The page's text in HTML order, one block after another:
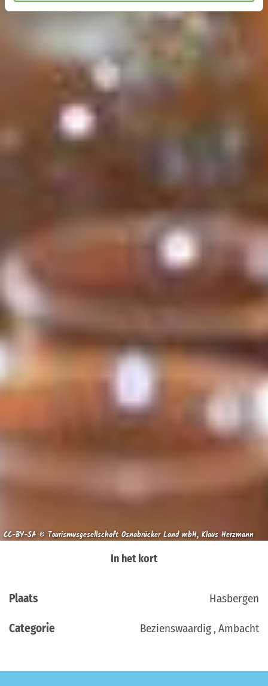
CC-BY-SA © Tourismusgesellschaft Osnabrücker Land mbH, Klaus Herzmann
In het kort
Plaats Hasbergen
Categorie Bezienswaardig , Ambacht